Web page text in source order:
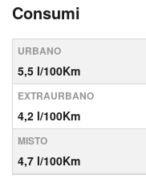
Consumi
URBANO
5,5 l/100Km
EXTRAURBANO
4,2 l/100Km
MISTO
4,7 l/100Km